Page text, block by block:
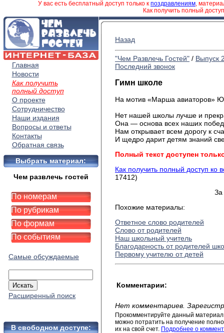
У вас есть бесплатный доступ только к поздравлениям,
Как получить полный
Главная
Новости
Как получить
полный доступ
О проекте
Сотрудничество
Наши издания
Вопросы и ответы
Контакты
Обратная связь
Выбрать материал:
Чем развлечь гостей
По номерам
По рубрикам
По формам
По событиям
Самые обсуждаемые
Расширенный поиск
В свободном доступе:
Назад
"Чем Развлечь Гостей" / Выпуск
Последний звонок
Гимн школе
На мотив «Марша авиаторов»
Нет нашей школы лучше и
Она — основа всех наших
Нам открывает всем дорогу к
И щедро дарит детям знаний
Полный текст доступен
Как получить полный доступ ко
17412)
За
Похожие материалы:
Ответное слово родителей
Слово от родителей
Наш школьный учитель
Благодарность от родителей
Первому учителю от детей
Комментарии:
Нет комментариев.
Прокомментируйте данный
можно потратить на получение
их на свой счет. Подробнее о